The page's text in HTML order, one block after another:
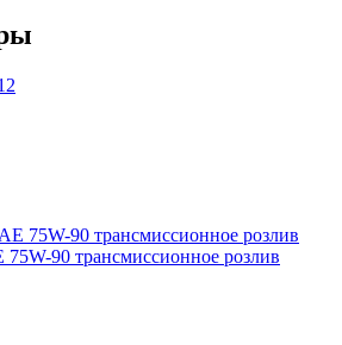
90 трансмиссионное розлив